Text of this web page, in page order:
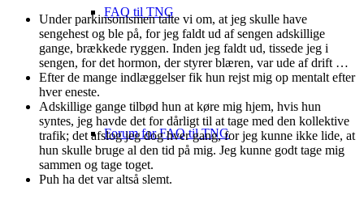
FAQ til TNG
Forum for FAQ til TNG
Under parkinsonismen talte vi om, at jeg skulle have
sengehest og ble på, for jeg faldt ud af sengen adskillige
gange, brækkede ryggen. Inden jeg faldt ud, tissede jeg i
sengen, for det hormon, der styrer blæren, var ude af drift …
Efter de mange indlæggelser fik hun rejst mig op mentalt efter
hver eneste.
Adskillige gange tilbød hun at køre mig hjem, hvis hun
syntes, jeg havde det for dårligt til at tage med den kollektive
trafik; det afslog jeg dog hver gang, for jeg kunne ikke lide, at
hun skulle bruge al den tid på mig. Jeg kunne godt tage mig
sammen og tage toget.
Puh ha det var altså slemt.